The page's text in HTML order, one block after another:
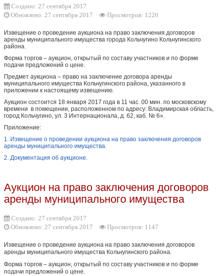
Создано: 27 сентября 2017
Обновлено: 27 сентября 2017
Просмотров: 1220
Извещение о проведение аукциона на право заключения договоров
аренды муниципального имущества города Кольчугино Кольчугинского
района.
Форма торгов – аукцион, открытый по составу участников и по форме
подачи предложений о цене.
Предмет аукциона – право на заключение договора аренды
муниципального имущества Кольчугинского района, указанного в
приложении к настоящему извещению.
Аукцион состоится 18 января 2017 года в 11 час. 00 мин. по московскому
времени в помещении, расположенном по адресу: Владимирская область,
город Кольчугино, ул. 3 Интернационала, д. 62, каб. № 6».
Приложение:
1. Извещение о проведении аукциона на право заключения договоров
аренды муниципального имущества.
2. Документация об аукционе.
Аукцион на право заключения договоров
аренды муниципального имущества
Создано: 27 сентября 2017
Обновлено: 27 сентября 2017
Просмотров: 1147
Извещение о проведение аукциона на право заключения договоров
аренды муниципального имущества Кольчугинского района.
Форма торгов – аукцион, открытый по составу участников и по форме
подачи предложений о цене.